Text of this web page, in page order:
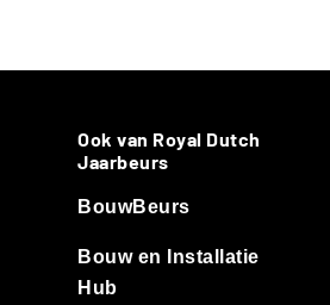
Ook van Royal Dutch
Jaarbeurs
BouwBeurs
Bouw en Installatie
Hub